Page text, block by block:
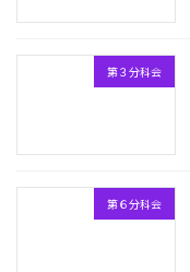
第３分科会
第６分科会